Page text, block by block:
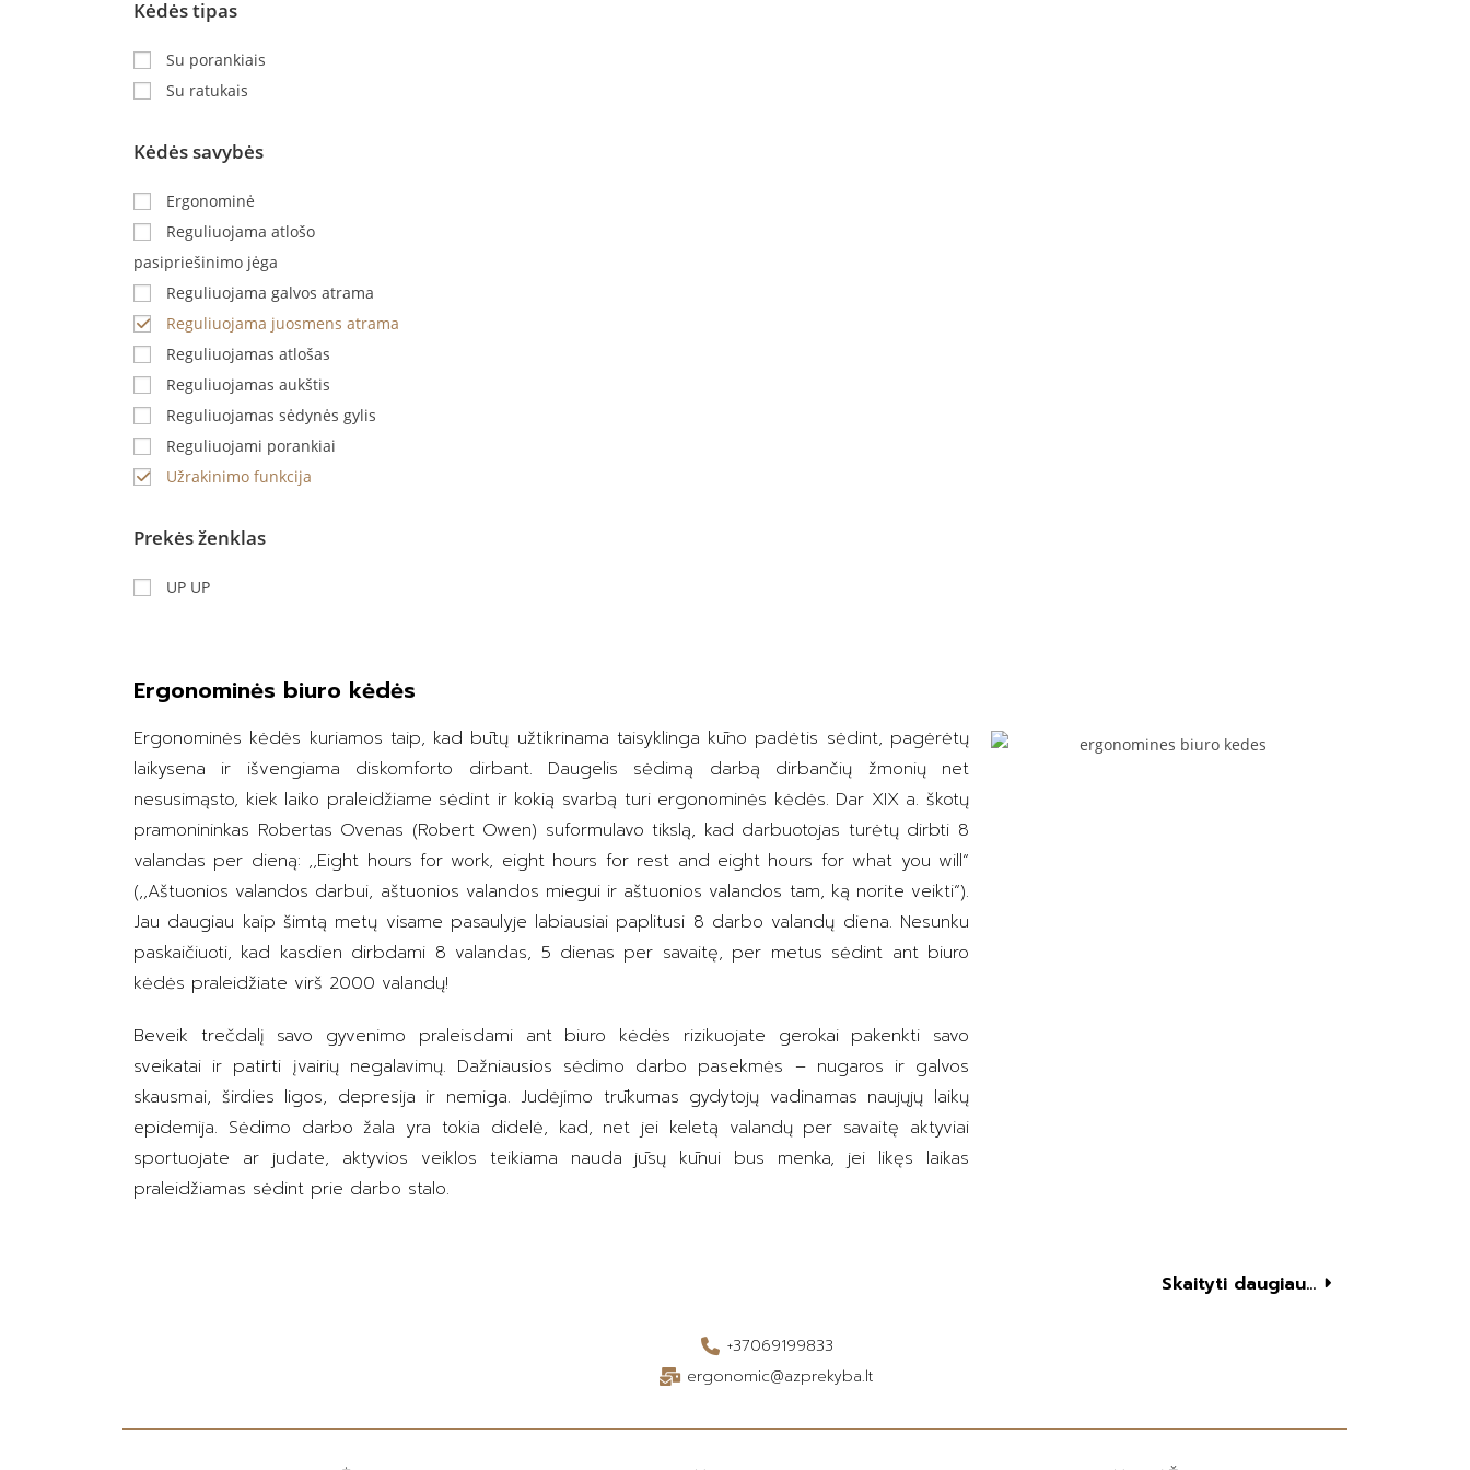
Kėdės tipas
Su porankiais
Su ratukais
Kėdės savybės
Ergonominė
Reguliuojama atlošo
pasipriešinimo jėga
Reguliuojama galvos atrama
Reguliuojama juosmens atrama
Reguliuojamas atlošas
Reguliuojamas aukštis
Reguliuojamas sėdynės gylis
Reguliuojami porankiai
Užrakinimo funkcija
Prekės ženklas
UP UP
Ergonominės biuro kėdės
Ergonominės kėdės kuriamos taip, kad būtų užtikrinama taisyklinga kūno padėtis sėdint, pagėrėtų
laikysena ir išvengiama diskomforto dirbant. Daugelis sėdimą darbą dirbančių žmonių net
nesusimąsto, kiek laiko praleidžiame sėdint ir kokią svarbą turi ergonominės kėdės. Dar XIX a. škotų
pramonininkas Robertas Ovenas (Robert Owen) suformulavo tikslą, kad darbuotojas turėtų dirbti 8
valandas per dieną: ,,Eight hours for work, eight hours for rest and eight hours for what you will“
(,,Aštuonios valandos darbui, aštuonios valandos miegui ir aštuonios valandos tam, ką norite veikti“).
Jau daugiau kaip šimtą metų visame pasaulyje labiausiai paplitusi 8 darbo valandų diena. Nesunku
paskaičiuoti, kad kasdien dirbdami 8 valandas, 5 dienas per savaitę, per metus sėdint ant biuro
kėdės praleidžiate virš 2000 valandų!
Beveik trečdalį savo gyvenimo praleisdami ant biuro kėdės rizikuojate gerokai pakenkti savo
sveikatai ir patirti įvairių negalavimų. Dažniausios sėdimo darbo pasekmės – nugaros ir galvos
skausmai, širdies ligos, depresija ir nemiga. Judėjimo trūkumas gydytojų vadinamas naujųjų laikų
epidemija. Sėdimo darbo žala yra tokia didelė, kad, net jei keletą valandų per savaitę aktyviai
sportuojate ar judate, aktyvios veiklos teikiama nauda jūsų kūnui bus menka, jei likęs laikas
praleidžiamas sėdint prie darbo stalo.
Skaityti daugiau...
+37069199833
ergonomic@azprekyba.lt